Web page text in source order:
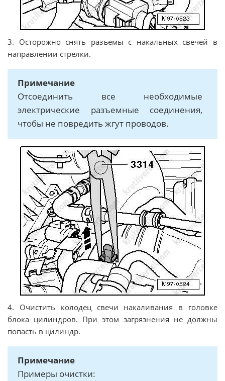
3. Осторожно снять разъемы с накальных свечей в
направлении стрелки.
Примечание
Отсоединить все необходимые
электрические разъемные соединения,
чтобы не повредить жгут проводов.
4. Очистить колодец свечи накаливания в головке
блока цилиндров. При этом загрязнения не должны
попасть в цилиндр.
Примечание
Примеры очистки: